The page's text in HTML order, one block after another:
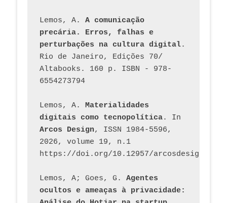
Lemos, A. A comunicação
precária. Erros, falhas e
perturbações na cultura digital.
Rio de Janeiro, Edições 70/
Altabooks. 160 p. ISBN - 978-
6554273794
Lemos, A. Materialidades
digitais como tecnopolítica
Arcos Design, ISSN 1984-5596,
2026, volume 19, n.1
https://doi.org/10.12957/
Lemos, A; Goes, G. Agentes
ocultos e ameaças à privacidade: